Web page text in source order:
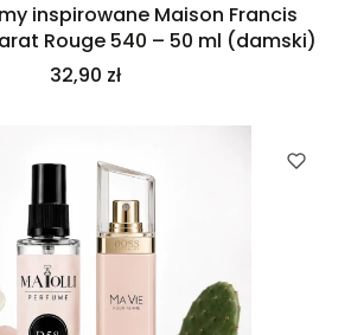
inspirowane Maison Francis
Rouge 540 – 50 ml (damski)
Cena
32,90 zł